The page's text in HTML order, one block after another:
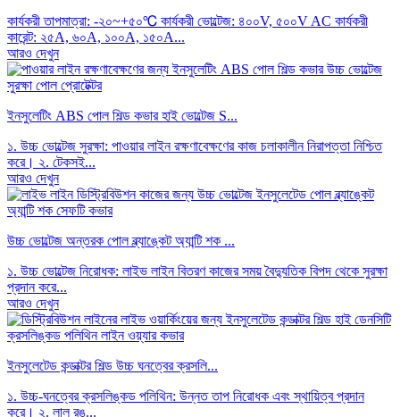
কার্যকরী তাপমাত্রা: -২০~+৫০℃ কার্যকরী ভোল্টেজ: ৪০০V, ৫০০V AC কার্যকরী
কারেন্ট: ২৫A, ৬০A, ১০০A, ১৫০A...
আরও দেখুন
ইনসুলেটিং ABS পোল শিল্ড কভার হাই ভোল্টেজ S...
১. উচ্চ ভোল্টেজ সুরক্ষা: পাওয়ার লাইন রক্ষণাবেক্ষণের কাজ চলাকালীন নিরাপত্তা নিশ্চিত
করে। ২. টেকসই...
আরও দেখুন
উচ্চ ভোল্টেজ অন্তরক পোল ব্ল্যাঙ্কেট অ্যান্টি শক ...
১. উচ্চ ভোল্টেজ নিরোধক: লাইভ লাইন বিতরণ কাজের সময় বৈদ্যুতিক বিপদ থেকে সুরক্ষা
প্রদান করে...
আরও দেখুন
ইনসুলেটেড কন্ডাক্টর শিল্ড উচ্চ ঘনত্বের ক্রসলি...
১. উচ্চ-ঘনত্বের ক্রসলিঙ্কড পলিথিন: উন্নত তাপ নিরোধক এবং স্থায়িত্ব প্রদান
করে। ২. লাল রঙ...